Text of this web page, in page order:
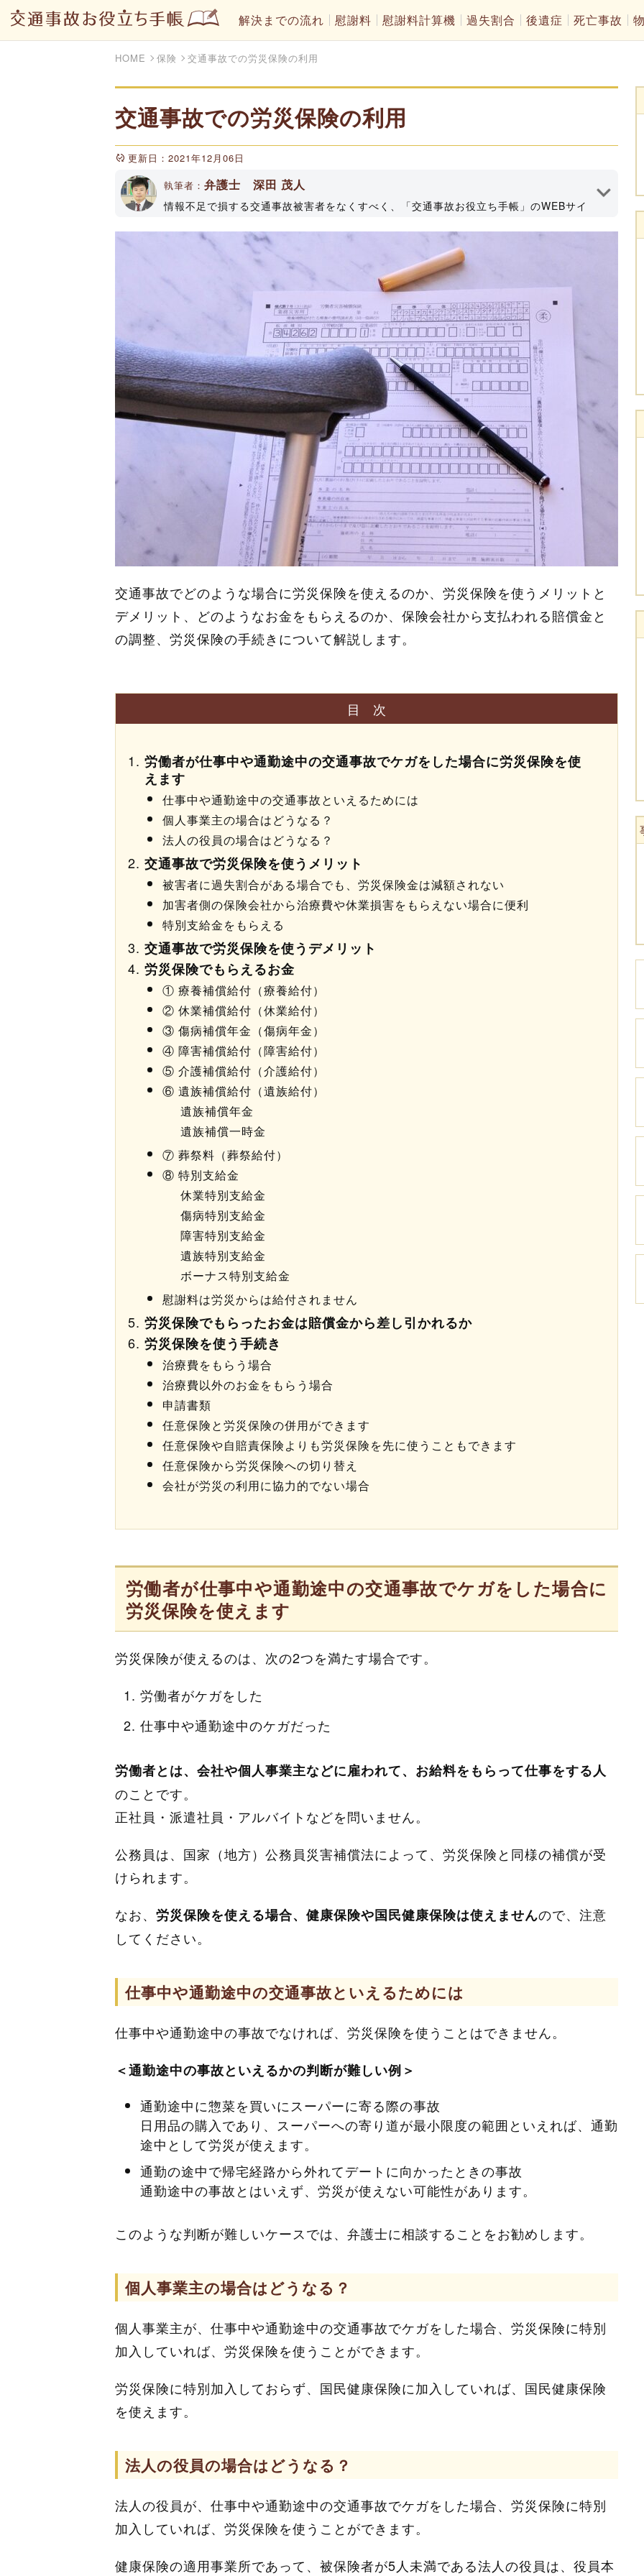
解決までの流れ 慰謝料 慰謝料計算機 過失割合 後遺症 死亡事故
HOME 保険 交通事故での労災保険の利用
交通事故での労災保険の利用
更新日：2021年12月06日
執筆者： 弁護士 深田 茂人
情報不足で損する交通事故被害者をなくすべく、「交通事故お役立ち手帳」のWEBサイ
属（登録No33161）
交通事故でどのような場合に労災保険を使えるのか、労災保険を使うメリットと
デメリット、どのようなお金をもらえるのか、保険会社から支払われる賠償金と
の調整、労災保険の手続きについて解説します。
目次
労働者が仕事中や通勤途中の交通事故でケガをした場合に労災保険を使
えます
仕事中や通勤途中の交通事故といえるためには
個人事業主の場合はどうなる？
法人の役員の場合はどうなる？
交通事故で労災保険を使うメリット
被害者に過失割合がある場合でも、労災保険金は減額されない
加害者側の保険会社から治療費や休業損害をもらえない場合に便利
特別支給金をもらえる
交通事故で労災保険を使うデメリット
労災保険でもらえるお金
① 療養補償給付（療養給付）
② 休業補償給付（休業給付）
③ 傷病補償年金（傷病年金）
④ 障害補償給付（障害給付）
⑤ 介護補償給付（介護給付）
⑥ 遺族補償給付（遺族給付）
遺族補償年金
遺族補償一時金
⑦ 葬祭料（葬祭給付）
⑧ 特別支給金
休業特別支給金
傷病特別支給金
障害特別支給金
遺族特別支給金
ボーナス特別支給金
慰謝料は労災からは給付されません
労災保険でもらったお金は賠償金から差し引かれるか
労災保険を使う手続き
治療費をもらう場合
治療費以外のお金をもらう場合
申請書類
任意保険と労災保険の併用ができます
任意保険や自賠責保険よりも労災保険を先に使うこともできます
任意保険から労災保険への切り替え
会社が労災の利用に協力的でない場合
労働者が仕事中や通勤途中の交通事故でケガをした場合に
労災保険を使えます
労災保険が使えるのは、次の2つを満たす場合です。
労働者がケガをした
仕事中や通勤途中のケガだった
労働者とは、会社や個人事業主などに雇われて、お給料をもらって仕事をする人
のことです。
正社員・派遣社員・アルバイトなどを問いません。
公務員は、国家（地方）公務員災害補償法によって、労災保険と同様の補償が受
けられます。
なお、 労災保険を使える場合、健康保険や国民健康保険は使えませんので、注意
してください。
仕事中や通勤途中の交通事故といえるためには
仕事中や通勤途中の事故でなければ、労災保険を使うことはできません。
＜通勤途中の事故といえるかの判断が難しい例＞
通勤途中に惣菜を買いにスーパーに寄る際の事故
日用品の購入であり、スーパーへの寄り道が最小限度の範囲といえれば、通勤
途中として労災が使えます。
通勤の途中で帰宅経路から外れてデートに向かったときの事故
通勤途中の事故とはいえず、労災が使えない可能性があります。
このような判断が難しいケースでは、弁護士に相談することをお勧めします。
個人事業主の場合はどうなる？
個人事業主が、仕事中や通勤途中の交通事故でケガをした場合、労災保険に特別
加入していれば、労災保険を使うことができます。
労災保険に特別加入しておらず、国民健康保険に加入していれば、国民健康保険
を使えます。
法人の役員の場合はどうなる？
法人の役員が、仕事中や通勤途中の交通事故でケガをした場合、労災保険に特別
加入していれば、労災保険を使うことができます。
健康保険の適用事業所であって、被保険者が5人未満である法人の役員は、役員本